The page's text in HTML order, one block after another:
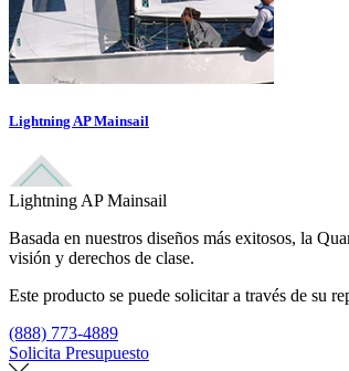
Lightning AP Mainsail
Lightning AP Mainsail
Basada en nuestros diseños más exitosos, la
visión y derechos de clase.
Este producto se puede solicitar a través de su
(888) 773-4889
Solicita Presupuesto